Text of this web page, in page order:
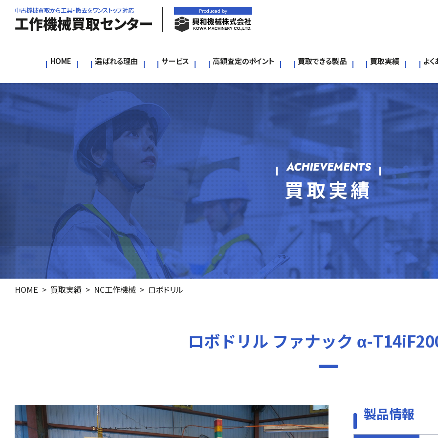
中古機械買取から工具・撤去をワンストップ対応
工作機械買取センター
Produced by
HOME 選ばれる理由 サービス 高額査定のポイント 買取できる製品 買取実績 よ
ACHIEVEMENTS
買取実績
HOME 買取実績 NC工作機械 ロボドリル
ロボドリル ファナック α-
製品情報